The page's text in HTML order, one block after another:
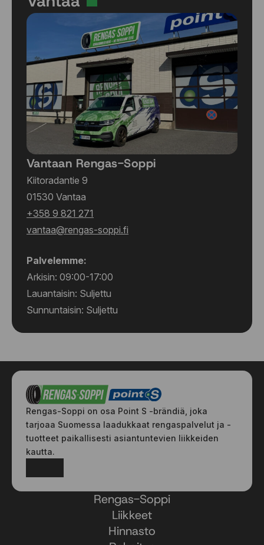
Vantaan Rengas-Soppi
Kiitoradantie 9
01530 Vantaa
+358 9 821 271
vantaa@rengas-soppi.fi
Palvelemme:
Arkisin: 09:00-17:00
Lauantaisin: Suljettu
Sunnuntaisin: Suljettu
Rengas-Soppi on osa Point S -brändiä, joka
tarjoaa Suomessa laadukkaat rengaspalvelut ja -
tuotteet paikallisesti asiantuntevien liikkeiden
kautta.
Rengas-Soppi
Liikkeet
Hinnasto